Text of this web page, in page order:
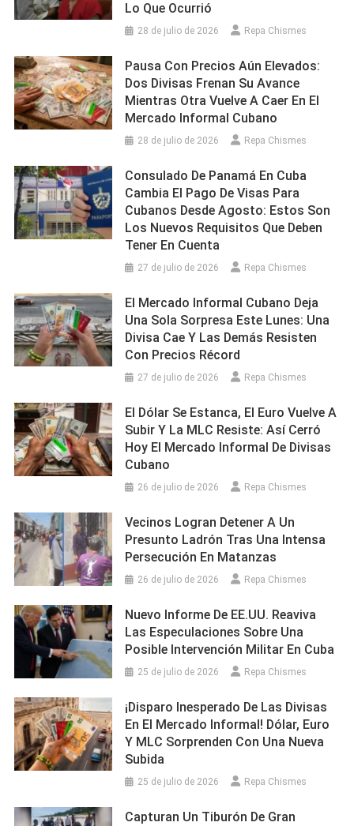
Lo Que Ocurrió
28 de julio de 2026 Repa Chismes
Pausa Con Precios Aún Elevados:
Dos Divisas Frenan Su Avance
Mientras Otra Vuelve A Caer En El
Mercado Informal Cubano
28 de julio de 2026 Repa Chismes
Consulado De Panamá En Cuba
Cambia El Pago De Visas Para
Cubanos Desde Agosto: Estos Son
Los Nuevos Requisitos Que Deben
Tener En Cuenta
27 de julio de 2026 Repa Chismes
El Mercado Informal Cubano Deja
Una Sola Sorpresa Este Lunes: Una
Divisa Cae Y Las Demás Resisten
Con Precios Récord
27 de julio de 2026 Repa Chismes
El Dólar Se Estanca, El Euro Vuelve A
Subir Y La MLC Resiste: Así Cerró
Hoy El Mercado Informal De Divisas
Cubano
26 de julio de 2026 Repa Chismes
Vecinos Logran Detener A Un
Presunto Ladrón Tras Una Intensa
Persecución En Matanzas
26 de julio de 2026 Repa Chismes
Nuevo Informe De EE.UU. Reaviva
Las Especulaciones Sobre Una
Posible Intervención Militar En Cuba
25 de julio de 2026 Repa Chismes
¡Disparo Inesperado De Las Divisas
En El Mercado Informal! Dólar, Euro
Y MLC Sorprenden Con Una Nueva
Subida
25 de julio de 2026 Repa Chismes
Capturan Un Tiburón De Gran